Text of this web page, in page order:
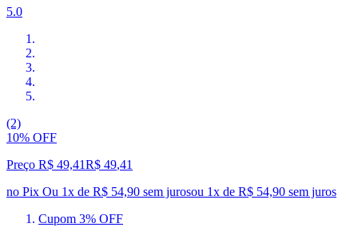
5.0
(2)
10% OFF
Preço R$ 49,41R$ 49,41
no Pix Ou 1x de R$ 54,90 sem jurosou 1x de R$ 54,90 sem juros
Cupom 3% OFF